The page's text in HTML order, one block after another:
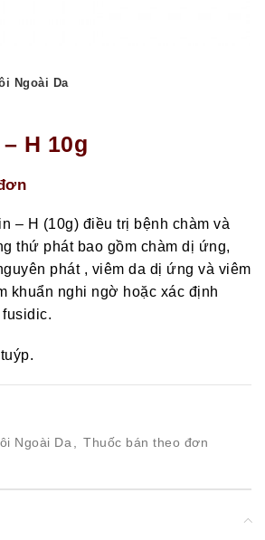
Ngoài Da
H 10g
– H (10g) điều trị bệnh chàm và
thứ phát bao gồm chàm dị ứng,
phát , viêm da dị ứng và viêm
khuẩn nghi ngờ hoặc xác định
Ngoài Da Thuốc bán theo đơn